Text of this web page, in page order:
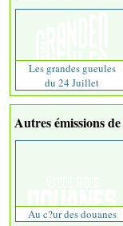
Les grandes gueules
du 24 Juillet
Autres émissions de
Au c?ur des douanes